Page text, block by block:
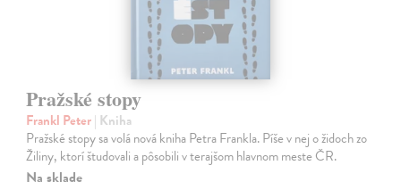
Pražské stopy
Frankl Peter| Kniha
Pražské stopy sa volá nová kniha Petra Frankla. Píše v nej o židoch zo
Žiliny, ktorí študovali a pôsobili v terajšom hlavnom meste ČR.
Na sklade